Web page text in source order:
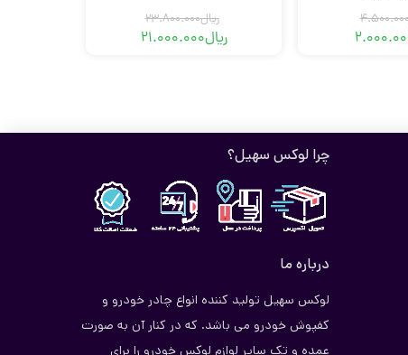
ریال23.800.000
ریال21.000.000
چرا لوکس سهیل؟
درباره ما
لوکس سهیل تولید کننده انواع چادر خودرو و
کفپوش خودرو می باشد. که در کنار آن به صورت
عمده و تک سایر لوازم لوکس خودرو را برای